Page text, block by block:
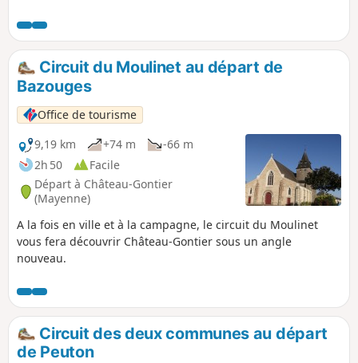
Circuit du Moulinet au départ de
Bazouges
Office de tourisme
9,19 km
+74 m
-66 m
2h 50
Facile
Départ à Château-Gontier
(Mayenne)
A la fois en ville et à la campagne, le circuit du Moulinet
vous fera découvrir Château-Gontier sous un angle
nouveau.
Circuit des deux communes au départ
de Peuton